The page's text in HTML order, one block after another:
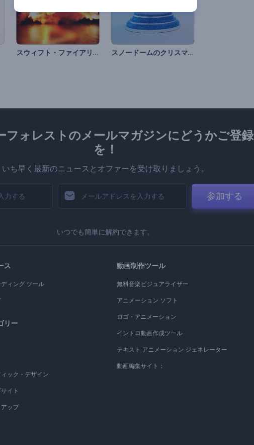
スウィフト・ファイアリー・パンサー・イントロ スノードームのクリスマスオープニング動画
フォレストのメールマガジンにどうかご登録
を！
いち早く最新のニュースとオファーを受け取りましょう。
参加する
いつでも簡単に解約できます。
ス
ィング ツール
リー
ック・デザイン
イト
ップ
動画制作ツール
無料音楽ビジュアライザー
アニメーション ソフト
ロゴ・アニメーション
イントロ動画作成ツール
テキスト アニメーション ジェネレーター
動画編集サイト：